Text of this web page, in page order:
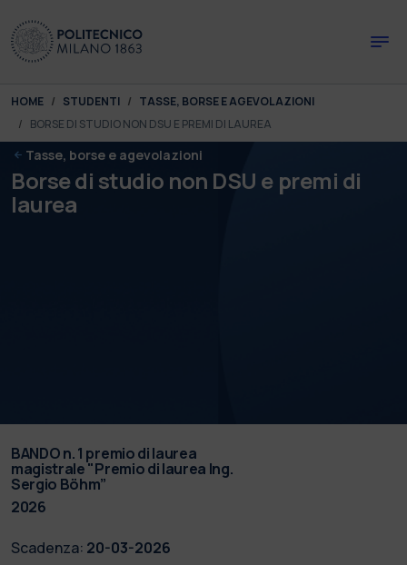
You are here:
HOME STUDENTI
TASSE, BORSE E AGEVOLAZIONI
BORSE DI STUDIO NON DSU E PREMI DI LAUREA
Tasse, borse e agevolazioni
Borse di studio non DSU e premi di
laurea
BANDO n. 1 premio di laurea
magistrale "Premio di laurea Ing.
Sergio Böhm”
2026
Scadenza: 20-03-2026